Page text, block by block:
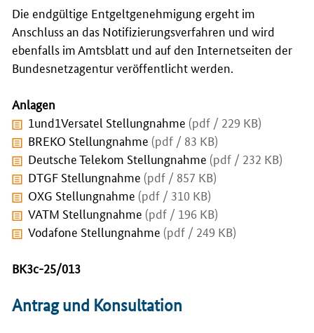
Die endgültige Entgeltgenehmigung ergeht im
Anschluss an das Notifizierungsverfahren und wird
ebenfalls im Amtsblatt und auf den Internetseiten der
Bundesnetzagentur veröffentlicht werden.
Anlagen
1und1Versatel Stellungnahme (pdf / 229 KB)
BREKO Stellungnahme (pdf / 83 KB)
Deutsche Telekom Stellungnahme (pdf / 232 KB)
DTGF Stellungnahme (pdf / 857 KB)
OXG Stellungnahme (pdf / 310 KB)
VATM Stellungnahme (pdf / 196 KB)
Vodafone Stellungnahme (pdf / 249 KB)
BK3c-25/013
Antrag und Konsultation